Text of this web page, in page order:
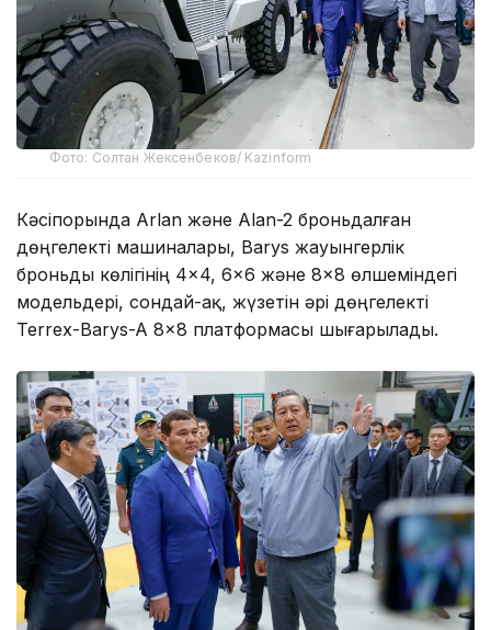
Фото: Солтан Жексенбеков/ Kazinform
Кәсіпорында Arlan және Alan-2 броньдалған
дөңгелекті машиналары, Barys жауынгерлік
броньды көлігінің 4×4, 6×6 және 8×8 өлшеміндегі
модельдері, сондай-ақ, жүзетін әрі дөңгелекті
Terrex-Barys-A 8×8 платформасы шығарылады.